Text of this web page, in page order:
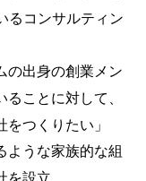
るコンサルティン
の出身の創業メン
ことに対して、
つくりたい」
ような家族的な組
を設立